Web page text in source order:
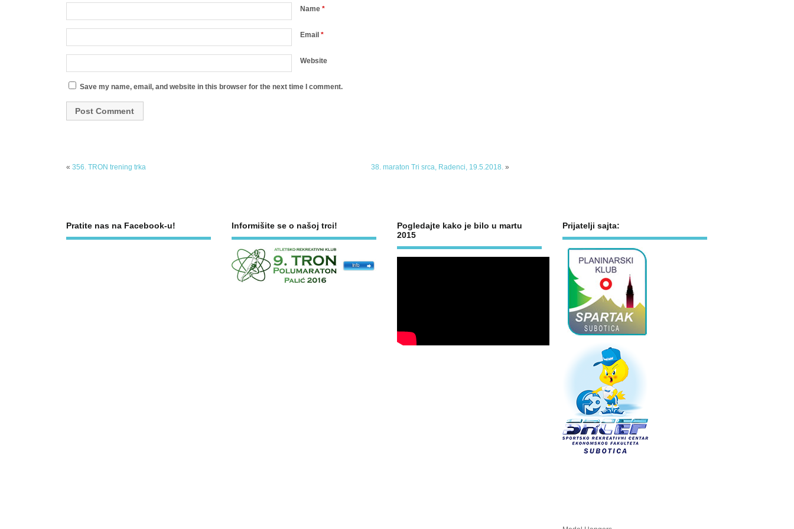
Name *
Email *
Website
Save my name, email, and website in this browser for the next time I comment.
« 356. TRON trening trka 38. maraton Tri srca, Radenci, 19.5.2018.»
Pratite nas na Facebook-u! Informišite se o našoj trci!
Pogledajte kako je bilo u martu
2015
Prijatelji sajta: